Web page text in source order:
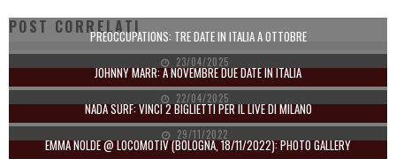
POST CORRELATIPREOCCUPATIONS: TRE DATE IN ITALIA A OTTOBRE
23/04/2025
JOHNNY MARR: A NOVEMBRE DUE DATE IN ITALIA
22/04/2025
NADA SURF: VINCI 2 BIGLIETTI PER IL LIVE DI MILANO
29/11/2022
EMMA NOLDE @ LOCOMOTIV (BOLOGNA, 18/11/2022): PHOTO GALLERY